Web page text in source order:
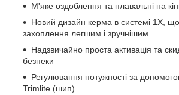
М'яке оздоблення та плавальні на
Новий дизайн керма в системі 1X,
захоплення легшим і зручнішим.
Надзвичайно проста активація та
безпеки
Регулювання потужності за
Trimlite (шип)